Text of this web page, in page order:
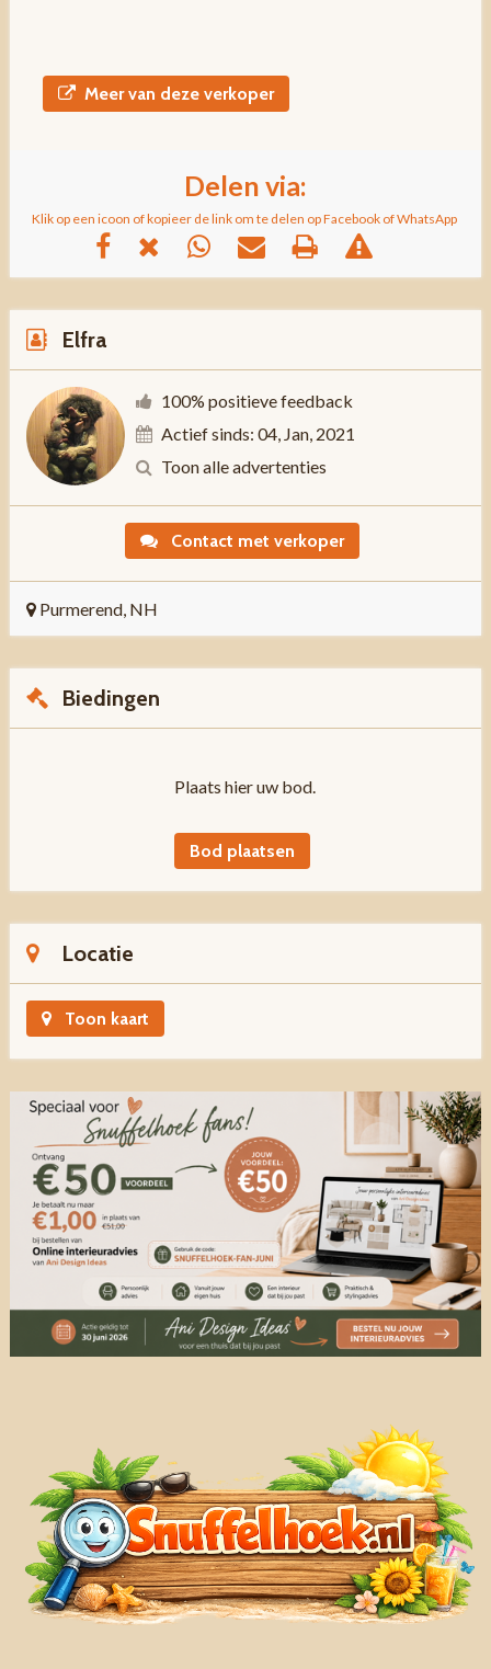
Meer van deze verkoper
Delen via:
Klik op een icoon of kopieer de link om te delen op Facebook of WhatsApp
Elfra
100% positieve feedback
Actief sinds: 04, Jan, 2021
Toon alle advertenties
Contact met verkoper
Purmerend, NH
Biedingen
Plaats hier uw bod.
Bod plaatsen
Locatie
Toon kaart